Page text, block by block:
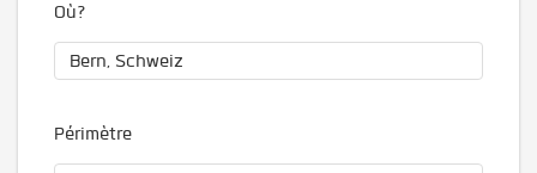
Où?
Périmètre